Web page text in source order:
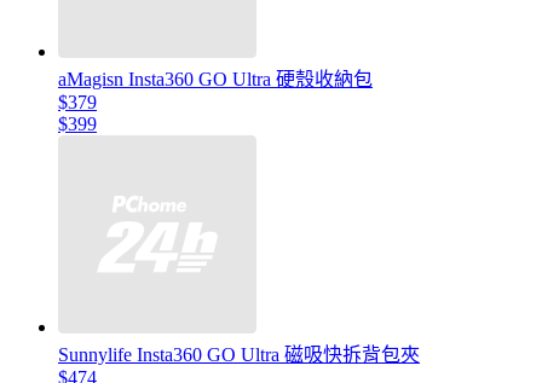
aMagisn Insta360 GO Ultra 硬殼收納包
$379
$399
Sunnylife Insta360 GO Ultra 磁吸快拆背包夾
$474